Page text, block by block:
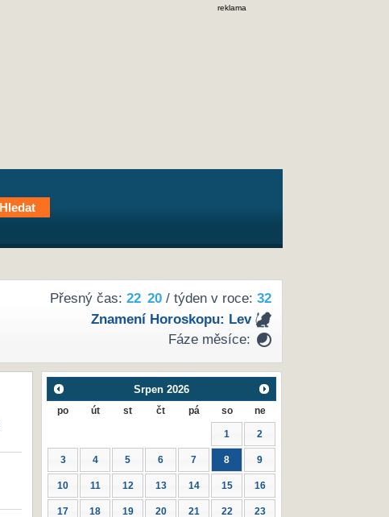
reklama
Přesný čas: 22 20/ týden v roce: 32
Znamení Horoskopu: Lev
Fáze měsíce:
Srpen 2026
po út st čt pá so ne
1 2
3 4 5 6 7 8 9
10 11 12 13 14 15 16
17 18 19 20 21 22 23